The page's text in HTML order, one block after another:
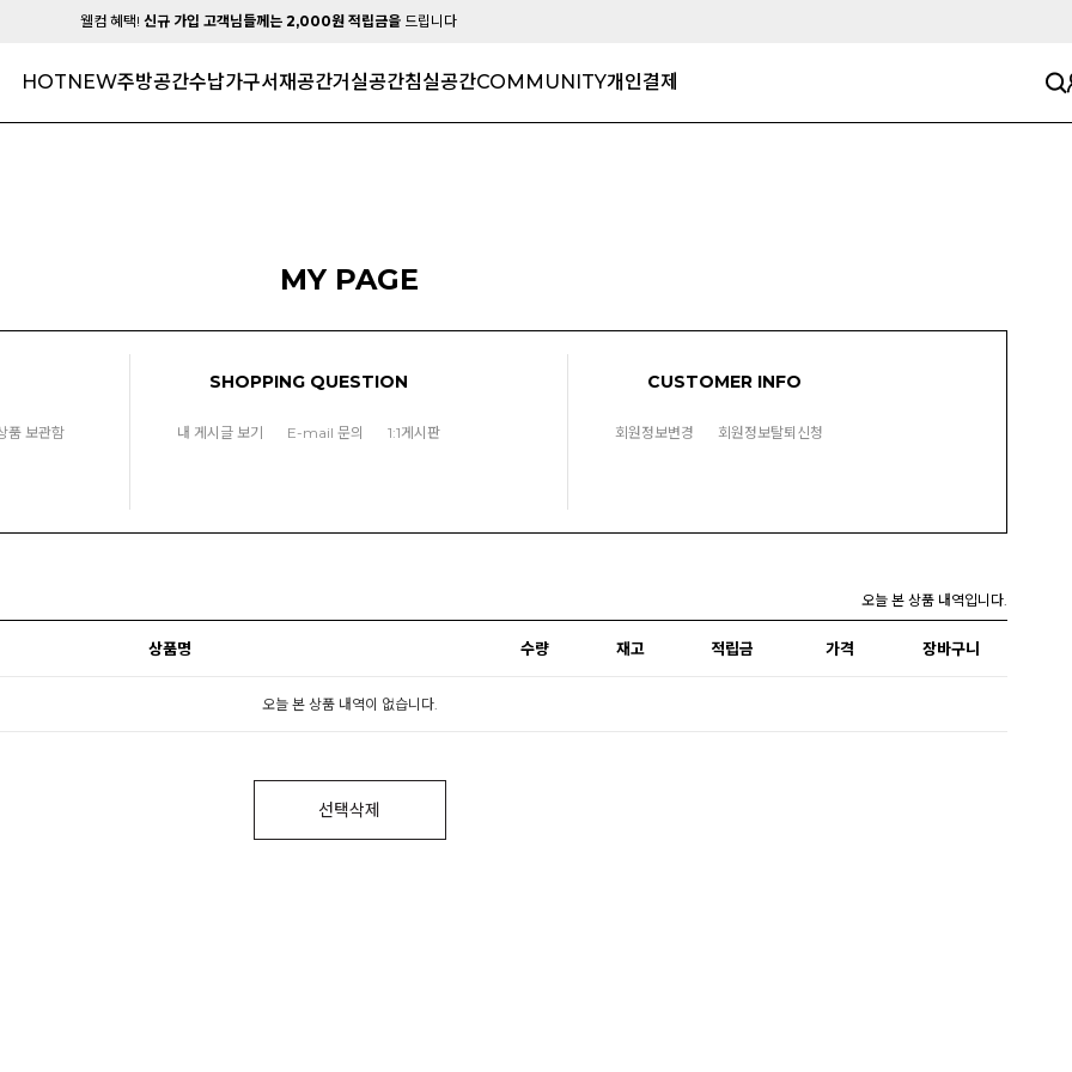
웰컴 혜택! 신규 가입 고객님들께는 2,000원 적립금을드립니다
HOTNEW주방공간수납가구서재공간거실공간침실공간COMMUNITY개인결제
MY PAGE
품 보관함
SHOPPING QUESTION
내 게시글 보기 E-mail 문의 1:1게시판
CUSTOMER INFO
회원정보변경 회원정보탈퇴신청
오늘 본 상품 내역입니다.
상품명 수량 재고 적립금 가격 장바구니
오늘 본 상품 내역이 없습니다.
선택삭제